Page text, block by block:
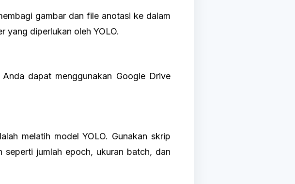
gambar dan file anotasi ke dalam
yang diperlukan oleh YOLO.
dapat menggunakan Google Drive
melatih model YOLO. Gunakan skrip
seperti jumlah epoch, ukuran batch, dan